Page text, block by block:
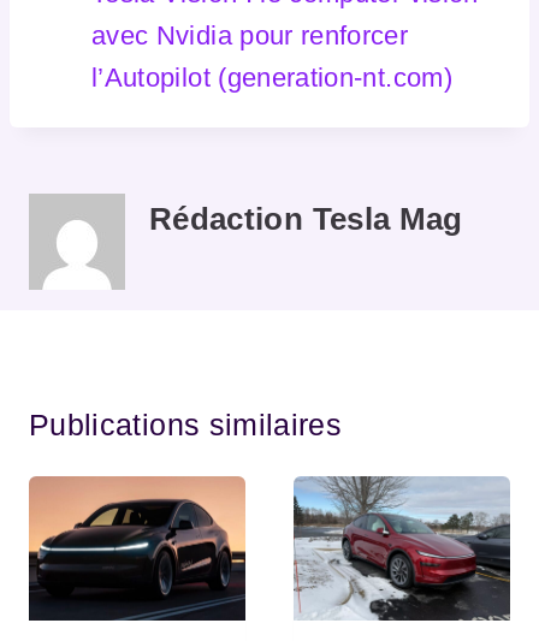
avec Nvidia pour renforcer
l’Autopilot (generation-nt.com)
Rédaction Tesla Mag
Publications similaires